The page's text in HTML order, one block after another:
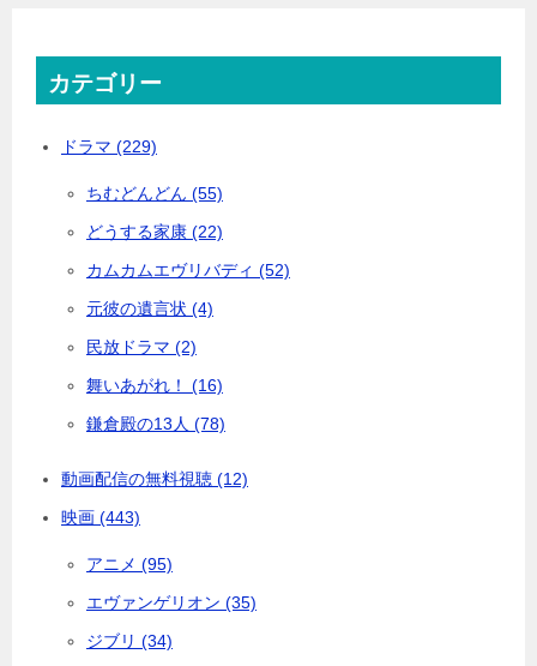
カテゴリー
ドラマ (229)
ちむどんどん (55)
どうする家康 (22)
カムカムエヴリバディ (52)
元彼の遺言状 (4)
民放ドラマ (2)
舞いあがれ！ (16)
鎌倉殿の13人 (78)
動画配信の無料視聴 (12)
映画 (443)
アニメ (95)
エヴァンゲリオン (35)
ジブリ (34)